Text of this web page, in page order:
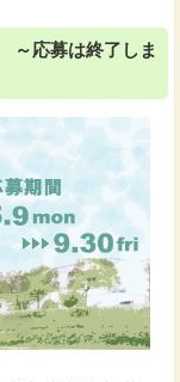
～応募は終了しま